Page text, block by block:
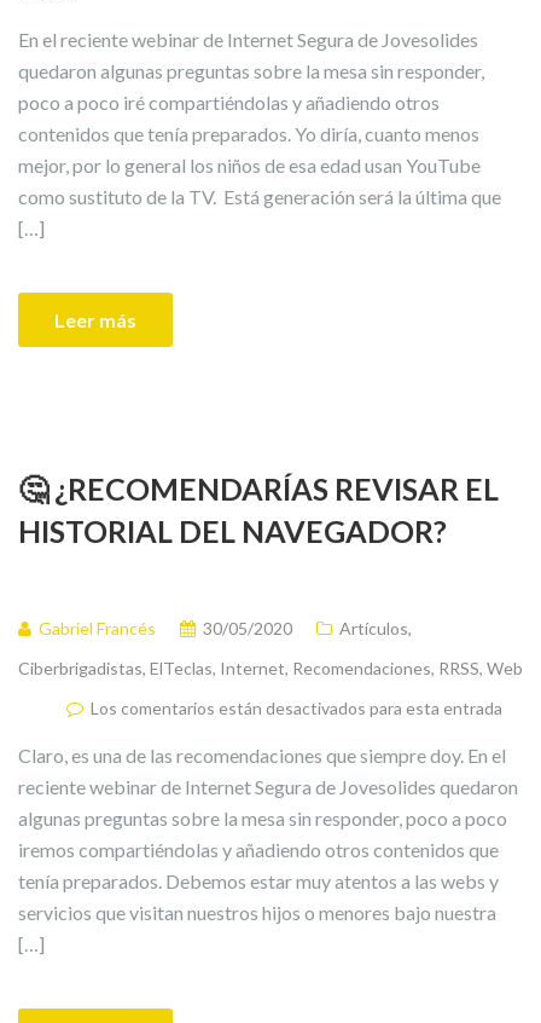
En el reciente webinar de Internet Segura de Jovesolides
quedaron algunas preguntas sobre la mesa sin responder,
poco a poco iré compartiéndolas y añadiendo otros
contenidos que tenía preparados. Yo diría, cuanto menos
mejor, por lo general los niños de esa edad usan YouTube
como sustituto de la TV. Está generación será la última que
[…]
Leer más
🤔 ¿RECOMENDARÍAS REVISAR EL
HISTORIAL DEL NAVEGADOR?
Gabriel Francés 30/05/2020 Artículos,
Ciberbrigadistas, ElTeclas, Internet, Recomendaciones, RRSS, Web
Los comentarios están desactivados para esta entrada
Claro, es una de las recomendaciones que siempre doy. En el
reciente webinar de Internet Segura de Jovesolides quedaron
algunas preguntas sobre la mesa sin responder, poco a poco
iremos compartiéndolas y añadiendo otros contenidos que
tenía preparados. Debemos estar muy atentos a las webs y
servicios que visitan nuestros hijos o menores bajo nuestra
[…]